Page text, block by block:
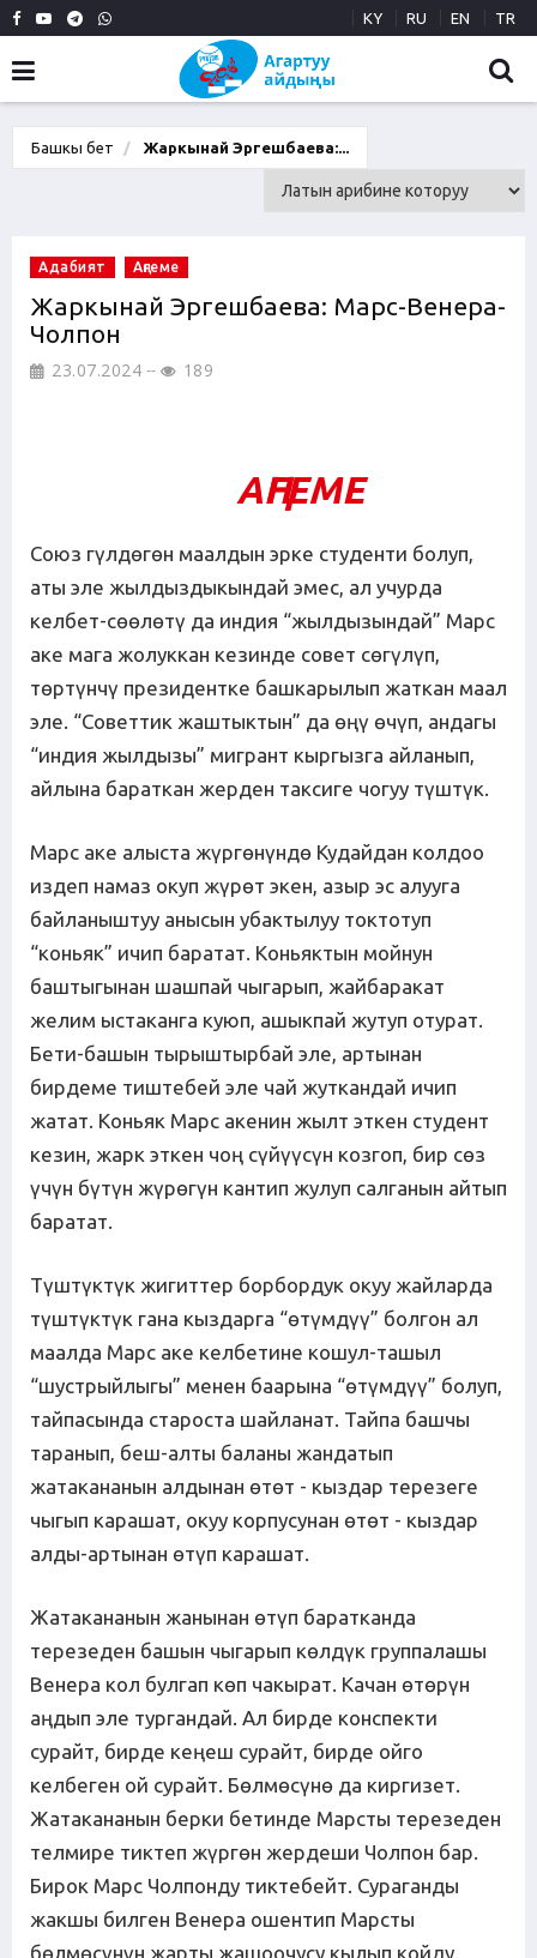
KY RU EN TR
Башкы бет Жаркынай Эргешбаева:...
Адабият Аңгеме
Жаркынай Эргешбаева: Марс-Венера-
Чолпон
23.07.2024 189
АҢГЕМЕ
Союз гүлдөгөн маалдын эрке студенти болуп,
аты эле жылдыздыкындай эмес, ал учурда
келбет-сөөлөтү да индия “жылдызындай” Марс
аке мага жолуккан кезинде совет сөгүлүп,
төртүнчү президентке башкарылып жаткан маал
эле. “Советтик жаштыктын” да өңү өчүп, андагы
“индия жылдызы” мигрант кыргызга айланып,
айлына бараткан жерден таксиге чогуу түштүк.
Марс аке алыста жүргөнүндө Кудайдан колдоо
издеп намаз окуп жүрөт экен, азыр эс алууга
байланыштуу анысын убактылуу токтотуп
“коньяк” ичип баратат. Коньяктын мойнун
баштыгынан шашпай чыгарып, жайбаракат
желим ыстаканга куюп, ашыкпай жутуп отурат.
Бети-башын тырыштырбай эле, артынан
бирдеме тиштебей эле чай жуткандай ичип
жатат. Коньяк Марс акенин жылт эткен студент
кезин, жарк эткен чоң сүйүүсүн козгоп, бир сөз
үчүн бүтүн жүрөгүн кантип жулуп салганын айтып
баратат.
Түштүктүк жигиттер борбордук окуу жайларда
түштүктүк гана кыздарга “өтүмдүү” болгон ал
маалда Марс аке келбетине кошул-ташыл
“шустрыйлыгы” менен баарына “өтүмдүү” болуп,
тайпасында староста шайланат. Тайпа башчы
таранып, беш-алты баланы жандатып
жатакананын алдынан өтөт - кыздар терезеге
чыгып карашат, окуу корпусунан өтөт - кыздар
алды-артынан өтүп карашат.
Жатакананын жанынан өтүп баратканда
терезеден башын чыгарып көлдүк группалашы
Венера кол булгап көп чакырат. Качан өтөрүн
аңдып эле тургандай. Ал бирде конспекти
сурайт, бирде кеңеш сурайт, бирде ойго
келбеген ой сурайт. Бөлмөсүнө да киргизет.
Жатакананын берки бетинде Марсты терезеден
телмире тиктеп жүргөн жердеши Чолпон бар.
Бирок Марс Чолпонду тиктебейт. Сураганды
жакшы билген Венера ошентип Марсты
бөлмөсүнүн жарты жашоочусу кылып койду.